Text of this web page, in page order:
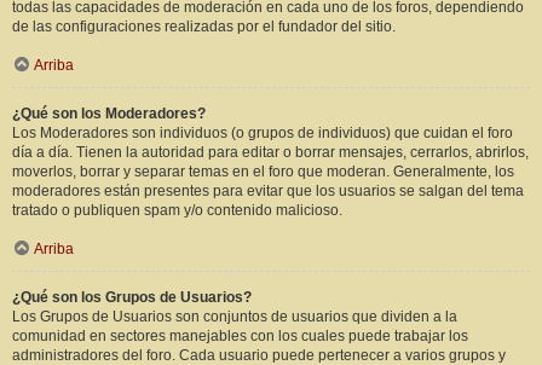
todas las capacidades de moderación en cada uno de los foros, dependiendo
de las configuraciones realizadas por el fundador del sitio.
Arriba
¿Qué son los Moderadores?
Los Moderadores son individuos (o grupos de individuos) que cuidan el foro
día a día. Tienen la autoridad para editar o borrar mensajes, cerrarlos, abrirlos,
moverlos, borrar y separar temas en el foro que moderan. Generalmente, los
moderadores están presentes para evitar que los usuarios se salgan del tema
tratado o publiquen spam y/o contenido malicioso.
Arriba
¿Qué son los Grupos de Usuarios?
Los Grupos de Usuarios son conjuntos de usuarios que dividen a la
comunidad en sectores manejables con los cuales puede trabajar los
administradores del foro. Cada usuario puede pertenecer a varios grupos y